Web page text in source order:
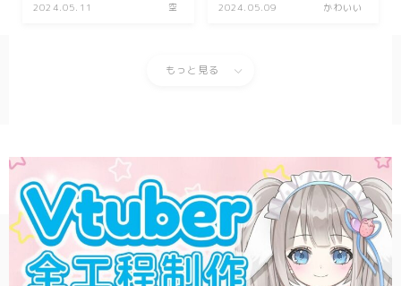
2024.05.11 空 2024.05.09 かわいい
もっと見る